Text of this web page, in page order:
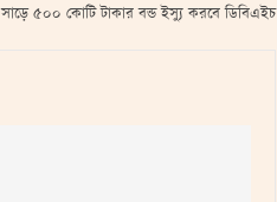
সাড়ে ৫০০ কোটি টাকার বন্ড ইস্যু করবে ডিবিএইচ